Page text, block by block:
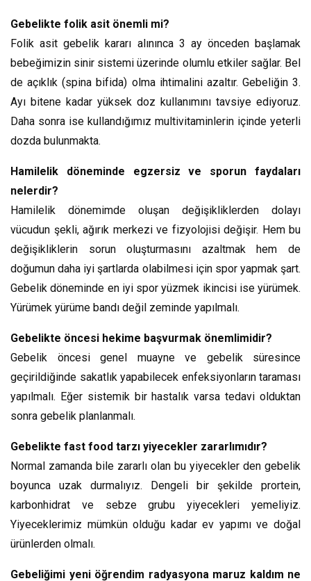
Gebelikte folik asit önemli mi?
Folik asit gebelik kararı alınınca 3 ay önceden başlamak
bebeğimizin sinir sistemi üzerinde olumlu etkiler sağlar. Bel
de açıklık (spina bifida) olma ihtimalini azaltır. Gebeliğin 3.
Ayı bitene kadar yüksek doz kullanımını tavsiye ediyoruz.
Daha sonra ise kullandığımız multivitaminlerin içinde yeterli
dozda bulunmakta.
Hamilelik döneminde egzersiz ve sporun faydaları
nelerdir?
Hamilelik dönemimde oluşan değişikliklerden dolayı
vücudun şekli, ağırık merkezi ve fizyolojisi değişir. Hem bu
değişikliklerin sorun oluşturmasını azaltmak hem de
doğumun daha iyi şartlarda olabilmesi için spor yapmak şart.
Gebelik döneminde en iyi spor yüzmek ikincisi ise yürümek.
Yürümek yürüme bandı değil zeminde yapılmalı.
Gebelikte öncesi hekime başvurmak önemlimidir?
Gebelik öncesi genel muayne ve gebelik süresince
geçirildiğinde sakatlık yapabilecek enfeksiyonların taraması
yapılmalı. Eğer sistemik bir hastalık varsa tedavi olduktan
sonra gebelik planlanmalı.
Gebelikte fast food tarzı yiyecekler zararlımıdır?
Normal zamanda bile zararlı olan bu yiyecekler den gebelik
boyunca uzak durmalıyız. Dengeli bir şekilde prortein,
karbonhidrat ve sebze grubu yiyecekleri yemeliyiz.
Yiyeceklerimiz mümkün olduğu kadar ev yapımı ve doğal
ürünlerden olmalı.
Gebeliğimi yeni öğrendim radyasyona maruz kaldım ne